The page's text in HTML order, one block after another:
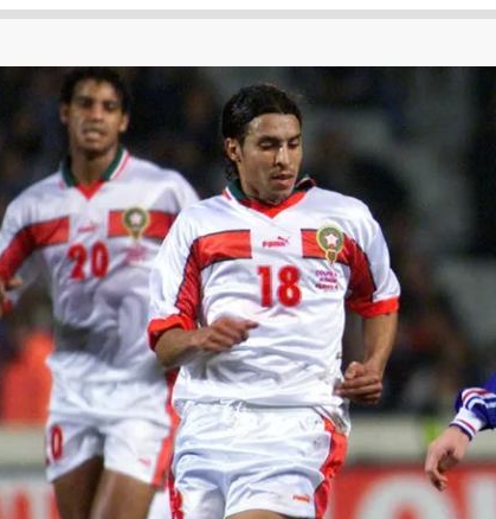
الدوري الإنجليزي الممتاز